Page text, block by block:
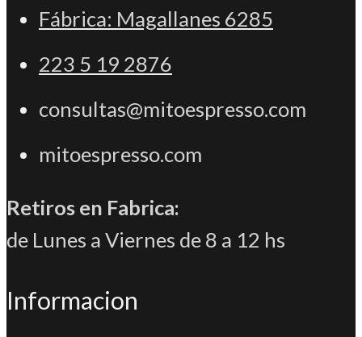
PESTAÑA
Fábrica: Magallanes 6285
223 5 19 2876
consultas@mitoespresso.com
mitoespresso.com
Retiros en Fabrica:
de Lunes a Viernes de 8 a 12 hs
Informacion